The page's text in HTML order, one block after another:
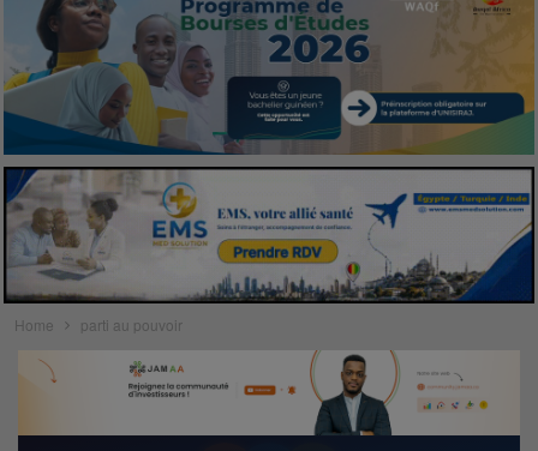
Home parti au pouvoir